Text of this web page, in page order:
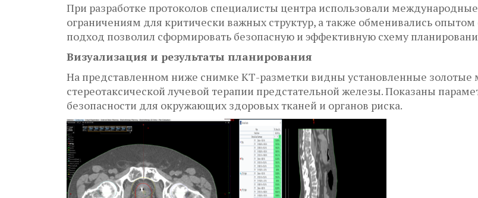
При разработке протоколов специалисты центра использовали
ограничениям для критически важных структур, а также обменивались
подход позволил сформировать безопасную и эффективную схему
Визуализация и результаты планирования
На представленном ниже снимке КТ-разметки видны установленные золотые
стереотаксической лучевой терапии предстательной железы. Показаны
безопасности для окружающих здоровых тканей и органов риска.